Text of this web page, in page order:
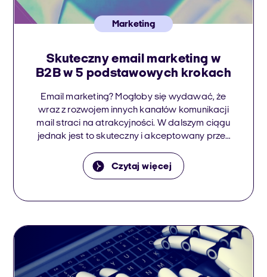
Marketing
Skuteczny email marketing w
B2B w 5 podstawowych krokach
Email marketing? Mogłoby się wydawać, że
wraz z rozwojem innych kanałów komunikacji
mail straci na atrakcyjności. W dalszym ciągu
jednak jest to skuteczny i akceptowany przez
Czytaj więcej